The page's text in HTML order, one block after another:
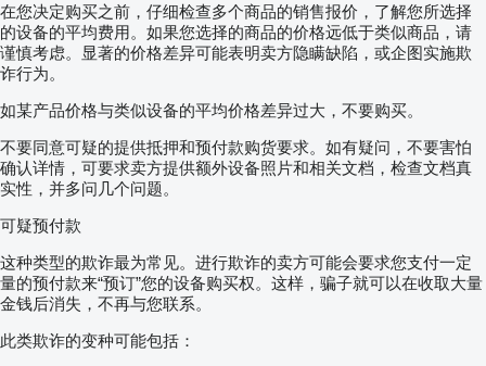
在您决定购买之前，仔细检查多个商品的销售报价，了解您所选择
的设备的平均费用。如果您选择的商品的价格远低于类似商品，请
谨慎考虑。显著的价格差异可能表明卖方隐瞒缺陷，或企图实施欺
诈行为。
如某产品价格与类似设备的平均价格差异过大，不要购买。
不要同意可疑的提供抵押和预付款购货要求。如有疑问，不要害怕
确认详情，可要求卖方提供额外设备照片和相关文档，检查文档真
实性，并多问几个问题。
可疑预付款
这种类型的欺诈最为常见。进行欺诈的卖方可能会要求您支付一定
量的预付款来“预订”您的设备购买权。这样，骗子就可以在收取大量
金钱后消失，不再与您联系。
此类欺诈的变种可能包括：